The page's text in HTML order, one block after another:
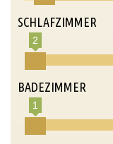
SCHLAFZIMMER
2
BADEZIMMER
1